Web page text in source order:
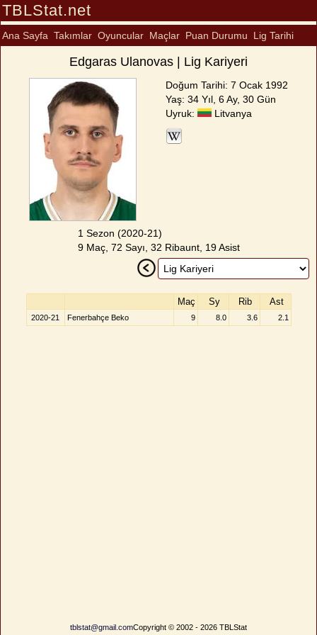
TBLStat.net
Ana Sayfa Takımlar Oyuncular Maçlar Puan Durumu Lig Tarihi
Edgaras Ulanovas | Lig Kariyeri
Doğum Tarihi: 7 Ocak 1992
Yaş: 34 Yıl, 6 Ay, 30 Gün
Uyruk:
Litvanya
1 Sezon (2020-21)
9 Maç, 72 Sayı, 32 Ribaunt, 19 Asist
Maç Sy Rib Ast
2020-21 Fenerbahçe Beko 9 8.0 3.6 2.1
tblstat@gmail.comCopyright © 2002 - 2026 TBLStat